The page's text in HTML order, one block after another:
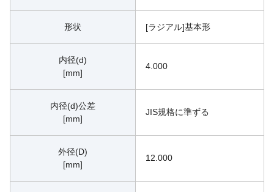
形状 [ラジアル]基本形
内径(d)
[mm]
4.000
内径(d)公差
[mm]
JIS規格に準ずる
外径(D)
[mm]
12.000